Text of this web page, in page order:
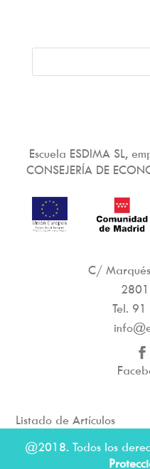
Escuela ESDIMA SL,
CONSEJERÍA DE
C/
Tel. 91
Listado de Artículos
@2018. Todos los